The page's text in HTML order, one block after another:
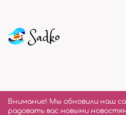
Внимание! Мы обновили наш
радовать вас новыми